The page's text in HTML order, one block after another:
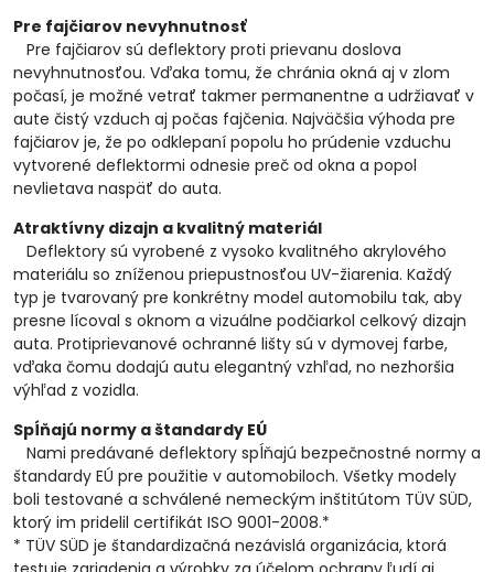
Pre fajčiarov nevyhnutnosť
Pre fajčiarov sú deflektory proti prievanu doslova
nevyhnutnosťou. Vďaka tomu, že chránia okná aj v zlom
počasí, je možné vetrať takmer permanentne a udržiavať v
aute čistý vzduch aj počas fajčenia. Najväčšia výhoda pre
fajčiarov je, že po odklepaní popolu ho prúdenie vzduchu
vytvorené deflektormi odnesie preč od okna a popol
nevlietava naspäť do auta.
Atraktívny dizajn a kvalitný materiál
Deflektory sú vyrobené z vysoko kvalitného akrylového
materiálu so zníženou priepustnosťou UV-žiarenia. Každý
typ je tvarovaný pre konkrétny model automobilu tak, aby
presne lícoval s oknom a vizuálne podčiarkol celkový dizajn
auta. Protiprievanové ochranné lišty sú v dymovej farbe,
vďaka čomu dodajú autu elegantný vzhľad, no nezhoršia
výhľad z vozidla.
Spĺňajú normy a štandardy EÚ
Nami predávané deflektory spĺňajú bezpečnostné normy a
štandardy EÚ pre použitie v automobiloch. Všetky modely
boli testované a schválené nemeckým inštitútom TÜV SÜD,
ktorý im pridelil certifikát ISO 9001-2008.*
* TÜV SÜD je štandardizačná nezávislá organizácia, ktorá